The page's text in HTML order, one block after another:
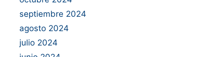
septiembre 2024
agosto 2024
julio 2024